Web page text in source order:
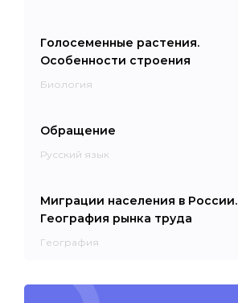
Голосеменные растения.
Особенности строения
Биология
Обращение
Русский язык
Миграции населения в России.
География рынка труда
География